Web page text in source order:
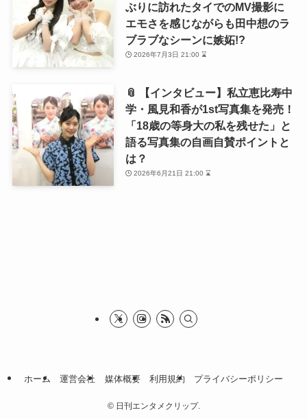
ぶりに訪れたタイでのMV撮影に
エモさを感じながらも田中想のラ
ブラブなシーンに嫉妬!?
2026年7月3日 21:00 ⌛
📎 【インタビュー】私立恵比寿中
学・風見和香が1st写真集を発売！
「18歳の等身大の私を残せた」と
語る写真集の自画自賛ポイントと
は？
2026年6月21日 21:00 ⌛
ホーム 運営会社 媒体概要 利用規約 プライバシーポリシー
©日刊エンタメクリップ.